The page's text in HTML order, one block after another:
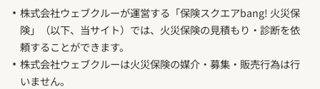
株式会社ウェブクルーが運営する「保険スクエアbang! 火災保
険」（以下、当サイト）では、火災保険の見積もり・診断を依
頼することができます。
株式会社ウェブクルーは火災保険の媒介・募集・販売行為は行
いません。